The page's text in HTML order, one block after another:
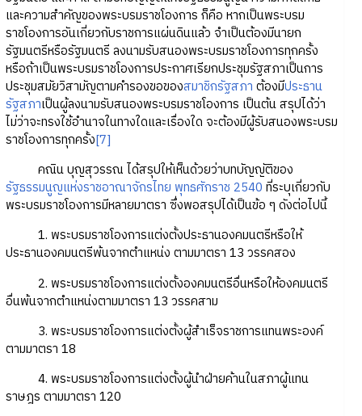
และความสำคัญของพระบรมราชโองการ ก็คือ หากเป็นพระบรม
ราชโองการอันเกี่ยวกับราชการแผ่นดินแล้ว จำเป็นต้องมีนายก
รัฐมนตรีหรือรัฐมนตรี ลงนามรับสนองพระบรมราชโองการทุกครั้ง
หรือถ้าเป็นพระบรมราชโองการประกาศเรียกประชุมรัฐสภาเป็นการ
ประชุมสมัยวิสามัญตามคำรองขอของสมาชิกรัฐสภา ต้องมีประธาน
รัฐสภาเป็นผู้ลงนามรับสนองพระบรมราชโองการ เป็นต้น สรุปได้ว่า
ไม่ว่าจะทรงใช้อำนาจในทางใดและเรื่องใด จะต้องมีผู้รับสนองพระบรม
ราชโองการทุกครั้ง[7]
คณิน บุญสุวรรณ ได้สรุปให้เห็นด้วยว่าบทบัญญัติของ
รัฐธรรมนูญแห่งราชอาณาจักรไทย พุทธศักราช 2540 ที่ระบุเกี่ยวกับ
พระบรมราชโองการมีหลายมาตรา ซึ่งพอสรุปได้เป็นข้อ ๆ ดังต่อไปนี้
1. พระบรมราชโองการแต่งตั้งประธานองคมนตรีหรือให้
ประธานองคมนตรีพ้นจากตำแหน่ง ตามมาตรา 13 วรรคสอง
2. พระบรมราชโองการแต่งตั้งองคมนตรีอื่นหรือให้องคมนตรี
อื่นพ้นจากตำแหน่งตามมาตรา 13 วรรคสาม
3. พระบรมราชโองการแต่งตั้งผู้สำเร็จราชการแทนพระองค์
ตามมาตรา 18
4. พระบรมราชโองการแต่งตั้งผู้นำฝ่ายค้านในสภาผู้แทน
ราษฎร ตามมาตรา 120